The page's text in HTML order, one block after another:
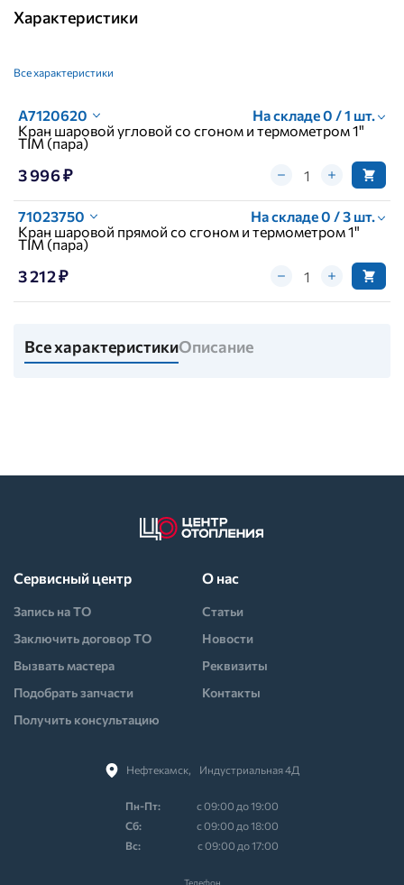
Характеристики
Все характеристики
A7120620
На складе 0 / 1 шт.
Кран шаровой угловой со сгоном и термометром 1"
TIM (пара)
3 996 ₽
71023750
На складе 0 / 3 шт.
Кран шаровой прямой со сгоном и термометром 1"
TIM (пара)
3 212 ₽
Все характеристикиОписание
Нефтекамск,⠀Индустриальная 4Д
Пн-Пт:
с 09:00 до 19:00
Cб:
с 09:00 до 18:00
Вс:
с 09:00 до 17:00
Сервисный центр
Запись на ТО
Заключить договор ТО
Вызвать мастера
Подобрать запчасти
Получить консультацию
О нас
Статьи
Новости
Реквизиты
Контакты
Телефон